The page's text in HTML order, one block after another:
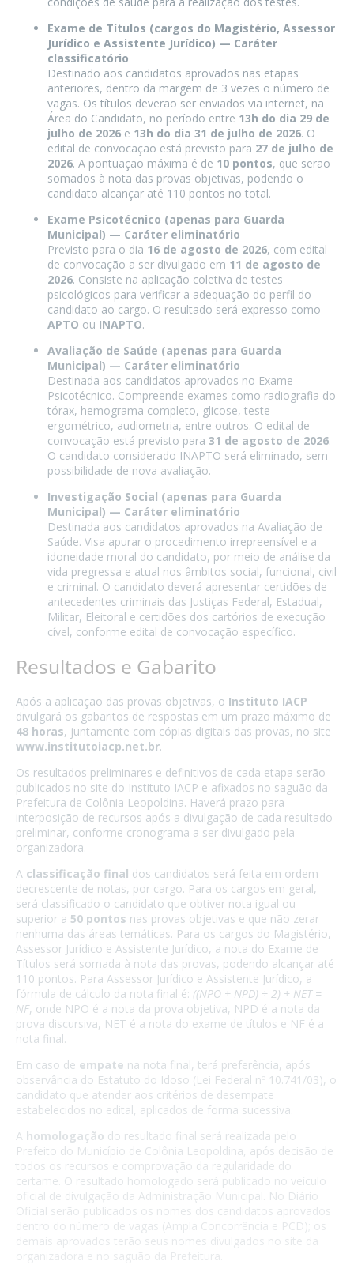
Exame de Títulos (cargos do Magistério, Assessor
Jurídico e Assistente Jurídico) — Caráter
classificatório
Destinado aos candidatos aprovados nas etapas
anteriores, dentro da margem de 3 vezes o número de
vagas. Os títulos deverão ser enviados via internet, na
Área do Candidato, no período entre 13h do dia 29 de
julho de 2026 e 13h do dia 31 de julho de 2026. O
edital de convocação está previsto para 27 de julho de
2026. A pontuação máxima é de 10 pontos, que serão
somados à nota das provas objetivas, podendo o
candidato alcançar até 110 pontos no total.
Exame Psicotécnico (apenas para Guarda
Municipal) — Caráter eliminatório
Previsto para o dia 16 de agosto de 2026, com edital
de convocação a ser divulgado em 11 de agosto de
2026. Consiste na aplicação coletiva de testes
psicológicos para verificar a adequação do perfil do
candidato ao cargo. O resultado será expresso como
APTO ou INAPTO.
Avaliação de Saúde (apenas para Guarda
Municipal) — Caráter eliminatório
Destinada aos candidatos aprovados no Exame
Psicotécnico. Compreende exames como radiografia do
tórax, hemograma completo, glicose, teste
ergométrico, audiometria, entre outros. O edital de
convocação está previsto para 31 de agosto de 2026.
O candidato considerado INAPTO será eliminado, sem
possibilidade de nova avaliação.
Investigação Social (apenas para Guarda
Municipal) — Caráter eliminatório
Destinada aos candidatos aprovados na Avaliação de
Saúde. Visa apurar o procedimento irrepreensível e a
idoneidade moral do candidato, por meio de análise da
vida pregressa e atual nos âmbitos social, funcional, civil
e criminal. O candidato deverá apresentar certidões de
antecedentes criminais das Justiças Federal, Estadual,
Militar, Eleitoral e certidões dos cartórios de execução
cível, conforme edital de convocação específico.
Resultados e Gabarito
Após a aplicação das provas objetivas, o Instituto IACP
divulgará os gabaritos de respostas em um prazo máximo de
48 horas, juntamente com cópias digitais das provas, no site
www.institutoiacp.net.br.
Os resultados preliminares e definitivos de cada etapa serão
publicados no site do Instituto IACP e afixados no saguão da
Prefeitura de Colônia Leopoldina. Haverá prazo para
interposição de recursos após a divulgação de cada resultado
preliminar, conforme cronograma a ser divulgado pela
organizadora.
A classificação final dos candidatos será feita em ordem
decrescente de notas, por cargo. Para os cargos em geral,
será classificado o candidato que obtiver nota igual ou
superior a 50 pontos nas provas objetivas e que não zerar
nenhuma das áreas temáticas. Para os cargos do Magistério,
Assessor Jurídico e Assistente Jurídico, a nota do Exame de
Títulos será somada à nota das provas, podendo alcançar até
110 pontos. Para Assessor Jurídico e Assistente Jurídico, a
fórmula de cálculo da nota final é: ((NPO + NPD) ÷ 2) + NET =
NF, onde NPO é a nota da prova objetiva, NPD é a nota da
prova discursiva, NET é a nota do exame de títulos e NF é a
nota final.
Em caso de empate na nota final, terá preferência, após
observância do Estatuto do Idoso (Lei Federal nº 10.741/03), o
candidato que atender aos critérios de desempate
estabelecidos no edital, aplicados de forma sucessiva.
A homologação do resultado final será realizada pelo
Prefeito do Município de Colônia Leopoldina, após decisão de
todos os recursos e comprovação da regularidade do
certame. O resultado homologado será publicado no veículo
oficial de divulgação da Administração Municipal. No Diário
Oficial serão publicados os nomes dos candidatos aprovados
dentro do número de vagas (Ampla Concorrência e PCD); os
demais aprovados terão seus nomes divulgados no site da
organizadora e no saguão da Prefeitura.